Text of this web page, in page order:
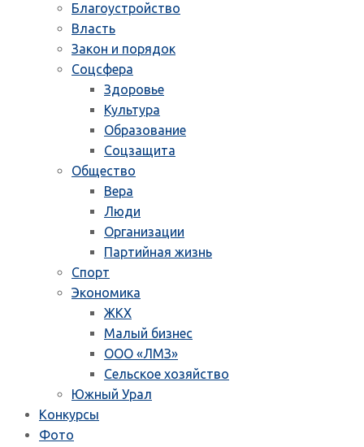
Благоустройство
Власть
Закон и порядок
Соцсфера
Здоровье
Культура
Образование
Соцзащита
Общество
Вера
Люди
Организации
Партийная жизнь
Спорт
Экономика
ЖКХ
Малый бизнес
ООО «ЛМЗ»
Сельское хозяйство
Южный Урал
Конкурсы
Фото